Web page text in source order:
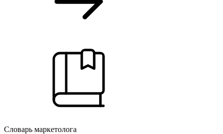
Словарь маркетолога